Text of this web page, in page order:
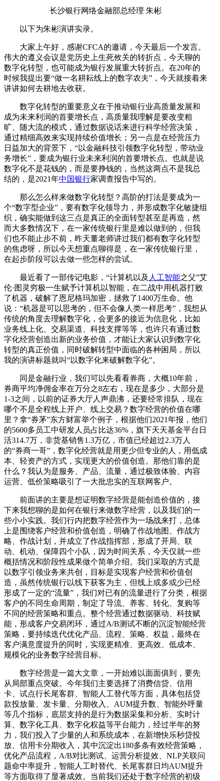
长沙银行网络金融部总经理 朱彬
以下为朱彬演讲实录。
大家上午好，感谢CFCA的邀请，今天最后一个发言。
伟大的遵义会议是党历史上生死攸关的转折点，今天聊的
数字化转型，也可能成为银行发展重大转折点。在20年的
时候我提出要“做一名耕耘线上的数字农夫”，今天就接着来
讲讲如何去耕地去收获。
数字化转型的重要意义在于推动银行业高质量发展和
成为未来利润的首要增长点，高质量我理解是要改变粗
旷、随大流的模式，通过数据说话来进行科学经营决策，
通过精细高效来实现持续价值增长；另一点是在经营压力
日益加大的背景下，“以金融科技引领数字化转型，带动业
务增长”，要成为银行业未来利润的首要增长点。也就是说
数字化不是花钱的，而是要挣钱的，当然这两点不是我总
结的，是2021年中国银行家调查报告中写的。
那么怎么样来做数字化转型？高阶的打法是要成为一
个“数字型企业”，要有数字化领导力，并形成数字化敏捷组
织，确实能做到这三点是真正的全面转型甚至是再造，然
而大多数情况下，在一家传统银行里是难以做到的，但我
们也不能止步不前，昨天董老师讲过我们都有数字化转型
的焦虑呀，所以今天想重点聊得是，在一家传统银行里，
在起步阶段可以去做一些怎样的尝试。
最近看了一部传记电影，“计算机以及 人工智能之父”艾
伦·图灵穷极一生赋予计算机以智能，在二战中用机器打败
了机器，破解了恩尼格玛加密，拯救了1400万生命。他
说：“机器是可以思考的，但不会像人类一样思考”，我想从
传统的角度去理解数字化，会更多的接近为信息化，比如
业务线上化、交易渠道、科技支撑等等，也许只有通过数
字化经营创造出新的业务价值，才能让大家认识到数字化
转型的真正价值，同时破解转型中面临的各种困局，所以
我的演讲标题就叫“以数字化来破解数字化”。
同是金融行业，我们可以先看看券商，大概10年前，
券商平均净佣金率在万分之8左右，现在是多少，大部分是
1-3之间，以前的证券大厅人声鼎沸，还要经常排队，现在
哪个不是全程线上开户、线上交易？数字经营的价值在哪
里？拿“券茅”东方财富举个例子，根据他们2021年报，他们
的5600多员工中研发人员占比达36%，旗下天天基金平台日
活314.7万，非货基销售1.3万亿，市值已经超过2.3万人
的“券商一哥”，数字化经营就是用更少但专业的人，用低成
本、轻资产的方式，实现更大的价值创造。那他们靠的是
什么？我认为是服务、产品、流量，通过极致体验、内容
运营、低价策略吸引了一大批忠实的互联网客户。
前面讲的主要是想证明数字经营是能创造价值的，接
下来我想聊的是如何在银行来做数字经营，以及我们的一
些小小实践。我们行内把数字经营作为一场战来打，总体
上是围绕客户经营和价值创造，明确了作战地图、作战方
略、作战计划，并成立了作战指挥部，形成了开局、联
动、机动、保障四个小队，因为时间关系，今天仅就一些
概括情况和阶段性成果做个简单介绍。我们采取的方式是
以数字引领业务来共创，目标是实现客户经营和价值创
造，虽然传统银行以线下获客为主，但线上或多或少已经
形成了一定的“流量”，我们对已有的流量进行了分类，根据
客户的不同生命周期，制定了导流、养客、转化、复购等
不同的经营策略和重点。整个经营通过数据驱动、科技赋
能，形成客户交易闭环，通过A/B测试不断的沉淀智能经营
策略，要持续迭代优化产品、流程、策略、权益，最终在
客户满意度提升的同时，实现更精准、更高效、低成本、
规模化的业务数字经营目标。
数字经营是一篇大文章，一开始难以面面俱到，要先
从局部重点突破。今年我们主要选择了消费信贷、信用
卡、试点行长尾客群、智能人工替代等方面，具体包括贷
款投放量、发卡量、分期收入、AUM提升数、智能外呼量
等几个指标，底层支持的是行为数据采集和分析、实时计
算、数字化工具、数字化权益等平台能力，经过半年的努
力，我们投入了少量的人和系统成本，在新增快乐秒贷投
放、信用卡分期收入，其中沉淀出180多条有效经营策略，
优化产品流程，A/B对比测试、运营分析提效、NLP关联问
题命中率提升，智能人工时替代、长尾客群日均AUM提升
等方面取得了显著成效。当前我们还处于数字经营的初级